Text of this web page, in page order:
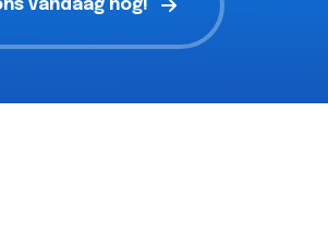
vandaag nog!